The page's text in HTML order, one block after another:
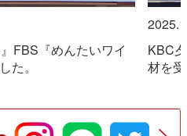
FBS『めんたいワイ
た。
KBC
材を